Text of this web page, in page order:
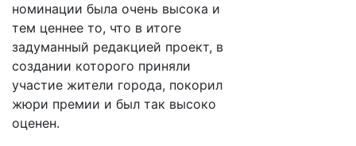
номинации была очень высока и
тем ценнее то, что в итоге
задуманный редакцией проект, в
создании которого приняли
участие жители города, покорил
жюри премии и был так высоко
оценен.